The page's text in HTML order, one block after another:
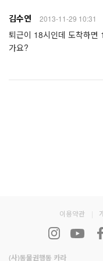
김수연 2013-11-29 10:31
퇴근이 18시인데 도착하
가요?
이용약관
(사)동물권행동 카라